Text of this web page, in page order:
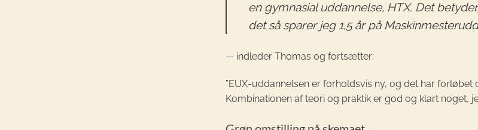
en gymnasial uddannelse, HTX. Det
det så sparer jeg 1,5 år på
— indleder Thomas og fortsætter:
”EUX-uddannelsen er forholdsvis ny, og det har
Kombinationen af teori og praktik er god og klart noget,